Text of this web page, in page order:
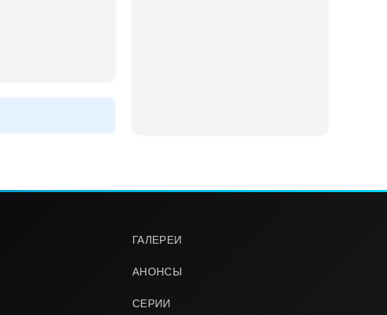
ГАЛЕРЕИ
АНОНСЫ
СЕРИИ